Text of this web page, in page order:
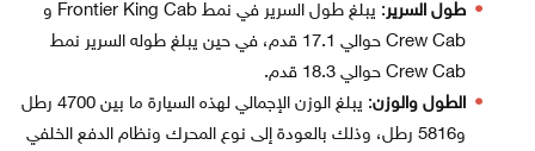
طول السرير
: يبلغ طول السرير في نمط Frontier King Cab و
Crew Cab حوالي 17.1 قدم، في حين يبلغ طوله السرير نمط
Crew Cab حوالي 18.3 قدم.
الطول والوزن
: يبلغ الوزن الإجمالي لهذه السيارة ما بين 4700 رطل
و5816 رطل، وذلك بالعودة إلى نوع المحرك ونظام الدفع الخلفي